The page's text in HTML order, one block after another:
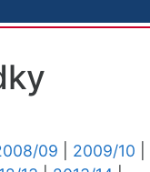
09 2009/10